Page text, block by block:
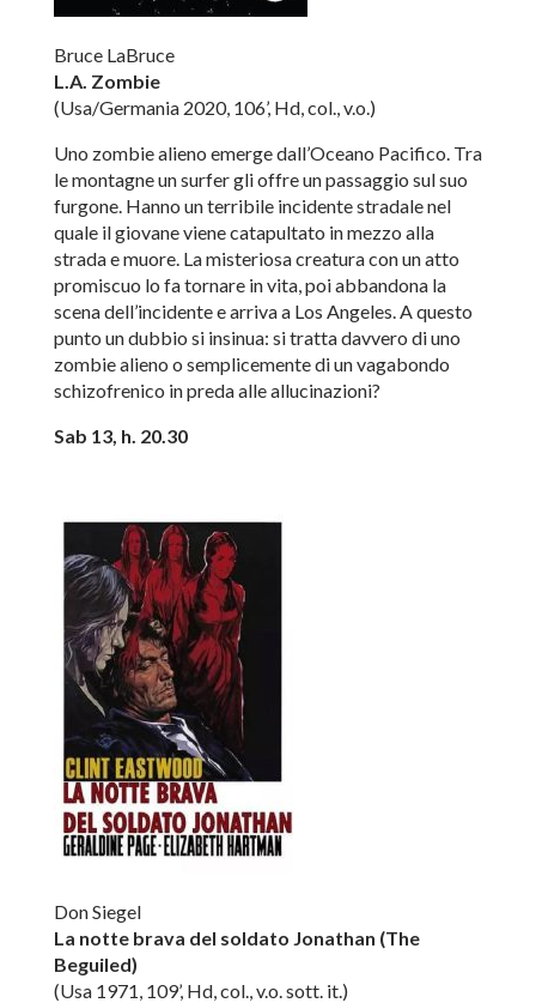
Bruce LaBruce
L.A. Zombie
(Usa/Germania 2020, 106’, Hd, col., v.o.)
Uno zombie alieno emerge dall’Oceano Pacifico. Tra
le montagne un surfer gli offre un passaggio sul suo
furgone. Hanno un terribile incidente stradale nel
quale il giovane viene catapultato in mezzo alla
strada e muore. La misteriosa creatura con un atto
promiscuo lo fa tornare in vita, poi abbandona la
scena dell’incidente e arriva a Los Angeles. A questo
punto un dubbio si insinua: si tratta davvero di uno
zombie alieno o semplicemente di un vagabondo
schizofrenico in preda alle allucinazioni?
Sab 13, h. 20.30
Don Siegel
La notte brava del soldato Jonathan (The
Beguiled)
(Usa 1971, 109’, Hd, col., v.o. sott. it.)